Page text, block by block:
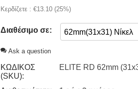
Κερδίζετε : €13.10 (25%)
Διαθέσιμο σε:
Ask a question
ΚΩΔΙΚΟΣ
(SKU):
ELITE RD 62mm